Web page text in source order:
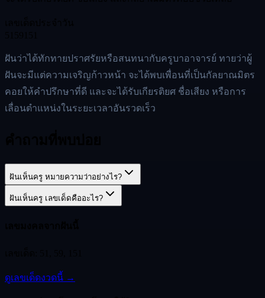
ฝันว่าได้ทักทายปราศรัยหรือสนทนากับครูบาอาจารย์ ทายว่าผู้
ฝันจะมีแต่ความเจริญก้าวหน้า จะได้พบเพื่อนที่เป็นกัลยาณมิตร
คอยให้คำปรึกษาที่ดี และจะได้รับเกียรติยศ ชื่อเสียง หรือการ
เลื่อนตำแหน่งในระยะเวลาอันรวดเร็ว
ฝันเห็นครู หมายความว่าอย่างไร?
ฝันเห็นครู เลขเด็ดคืออะไร?
ดูเลขเด็ดงวดนี้ →